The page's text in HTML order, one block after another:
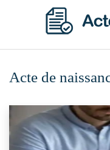
Acte de